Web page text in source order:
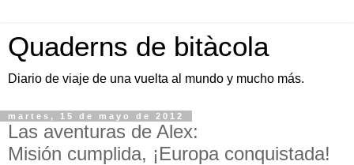
Quaderns de bitàcola
Diario de viaje de una vuelta al mundo y mucho más.
martes, 15 de mayo de 2012
Las aventuras de Alex:
Misión cumplida, ¡Europa conquistada!